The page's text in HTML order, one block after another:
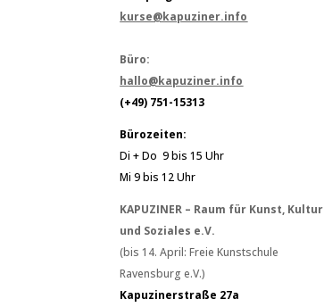
kurse@kapuziner.info
Büro:
hallo@kapuziner.info
(+49) 751-15313
Bürozeiten:
Di + Do 9 bis 15 Uhr
Mi 9 bis 12 Uhr
KAPUZINER – Raum für Kunst, Kultur
und Soziales e.V.
(bis 14. April: Freie Kunstschule
Ravensburg e.V.)
Kapuzinerstraße 27a